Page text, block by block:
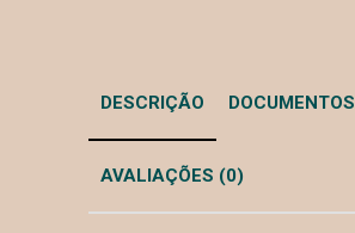
DESCRIÇÃO DOCUMENTOS
AVALIAÇÕES (0)